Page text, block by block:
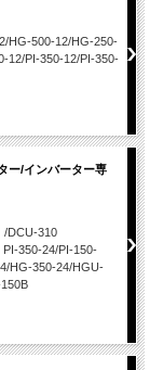
HG-500-12/HG-250-
12/PI-350-12/PI-350-
ー/インバーター専
/DCU-310
24/PI-150-
HG-350-24/HGU-